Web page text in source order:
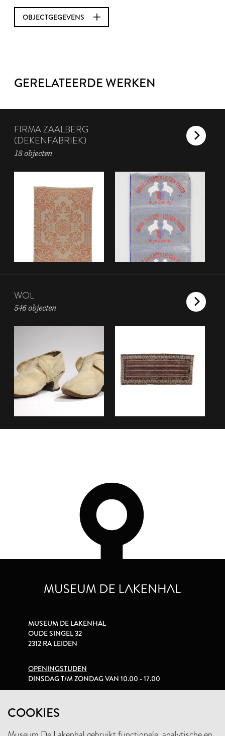
OBJECTGEGEVENS
GERELATEERDE WERKEN
FIRMA ZAALBERG
(DEKENFABRIEK)
18 objecten
WOL
546 objecten
COOKIES
MUSEUM DE LAKENHAL
OUDE SINGEL 32
2312 RA LEIDEN
OPENINGSTIJDEN
DINSDAG T/M ZONDAG VAN 10.00 - 17.00